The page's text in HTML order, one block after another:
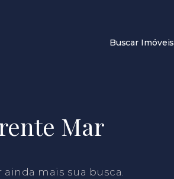
Buscar Imóveis
Mar
mais sua busca.